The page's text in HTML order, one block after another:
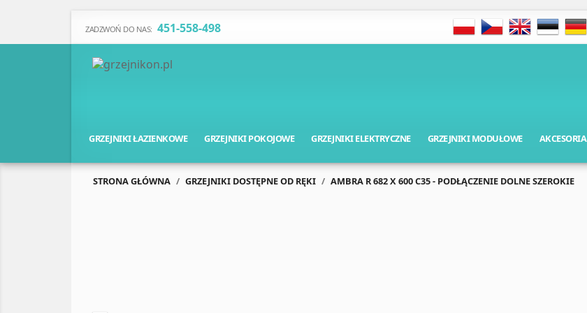
ZADZWOŃ DO NAS: 451-558-498
GRZEJNIKI ŁAZIENKOWE GRZEJNIKI POKOJOWE GRZEJNIKI ELEKTRYCZNE GRZEJNIKI MODUŁOWE AKCESORIA
STRONA GŁÓWNA GRZEJNIKI DOSTĘPNE OD RĘKI AMBRA R 682 X 600 C35 - PODŁĄCZENIE DOLNE SZEROKIE